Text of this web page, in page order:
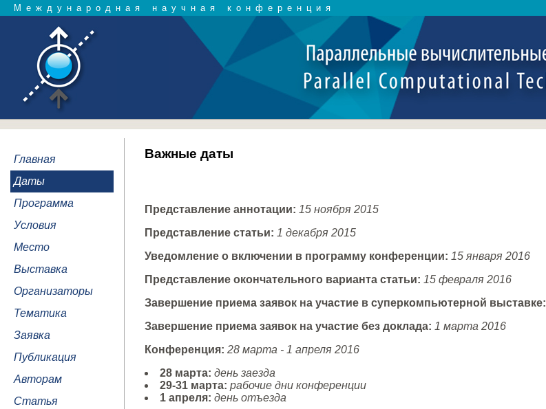
Международная научная конференция
Главная
Даты
Программа
Условия
Место
Выставка
Организаторы
Тематика
Заявка
Публикация
Авторам
Статья
Важные даты
Представление аннотации: 15 ноября 2015
Представление статьи: 1 декабря 2015
Уведомление о включении в программу конференции: 15 января 2016
Представление окончательного варианта статьи: 15 февраля 2016
Завершение приема заявок на участие в суперкомпьютерной выставке:
Завершение приема заявок на участие без доклада: 1 марта 2016
Конференция: 28 марта - 1 апреля 2016
28 марта: день заезда
29-31 марта: рабочие дни конференции
1 апреля: день отъезда